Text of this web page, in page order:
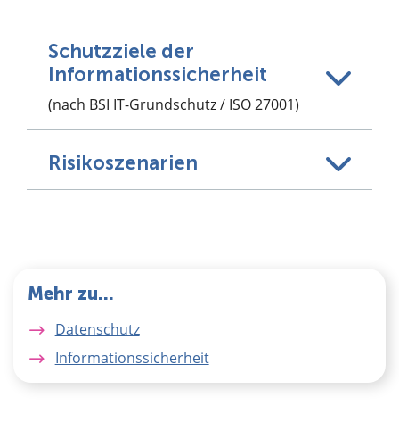
Schutzziele der
Informationssicherheit
(nach BSI IT-Grundschutz / ISO 27001)
Risikoszenarien
Mehr zu...
Datenschutz
Informationssicherheit